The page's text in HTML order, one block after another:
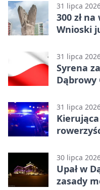
31 lipca
300 zł
Wnioski
31 lipca
Syrena
Dąbrowy
31 lipca
30 lipca
Upał w
zasady